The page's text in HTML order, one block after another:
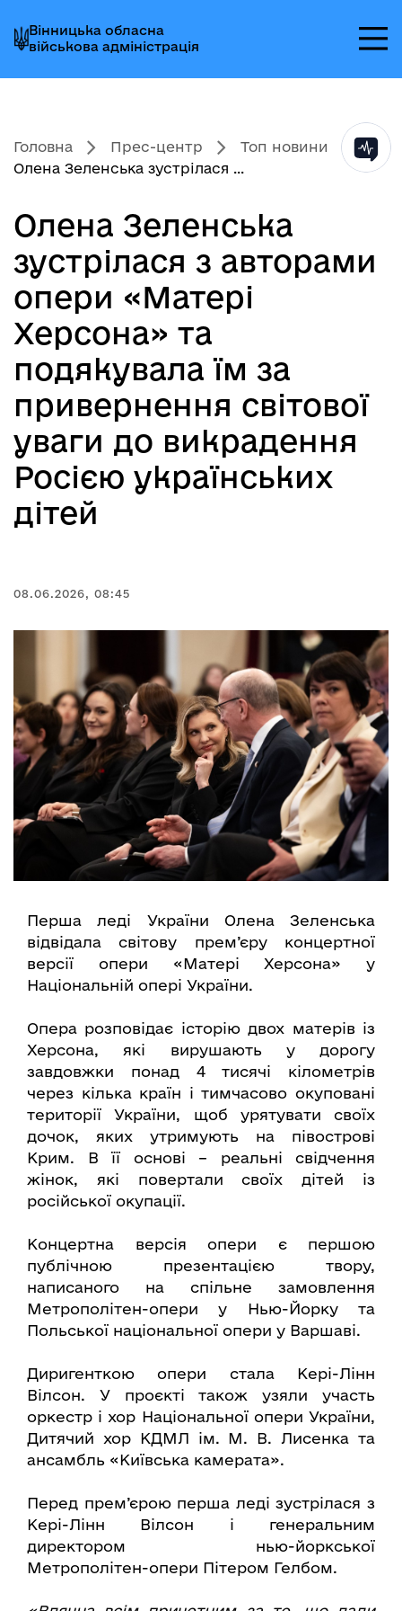
до
головного
меню
до
головного
вмісту
до
головного
колонтитула
Вінницька обласна
військова адміністрація
Головна Прес-центр
Топ новини
Олена Зеленська зустрілася ...
Олена Зеленська
зустрілася з авторами
опери «Матері
Херсона» та
подякувала їм за
привернення світової
уваги до викрадення
Росією українських
дітей
08.06.2026, 08:45
Перша леді України Олена Зеленська
відвідала світову прем’єру концертної
версії опери «Матері Херсона» у
Національній опері України.
Опера розповідає історію двох матерів із
Херсона, які вирушають у дорогу
завдовжки понад 4 тисячі кілометрів
через кілька країн і тимчасово окуповані
території України, щоб урятувати своїх
дочок, яких утримують на півострові
Крим. В її основі – реальні свідчення
жінок, які повертали своїх дітей із
російської окупації.
Концертна версія опери є першою
публічною презентацією твору,
написаного на спільне замовлення
Метрополітен-опери у Нью-Йорку та
Польської національної опери у Варшаві.
Диригенткою опери стала Кері-Лінн
Вілсон. У проєкті також узяли участь
оркестр і хор Національної опери України,
Дитячий хор КДМЛ ім. М. В. Лисенка та
ансамбль «Київська камерата».
Перед прем’єрою перша леді зустрілася з
Кері-Лінн Вілсон і генеральним
директором нью-йоркської
Метрополітен-опери Пітером Гелбом.